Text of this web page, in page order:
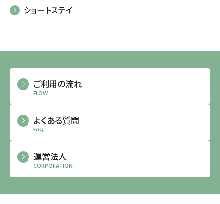
ショートステイ
ご利用の流れ
FLOW
よくある質問
FAQ
運営法人
CORPORATION